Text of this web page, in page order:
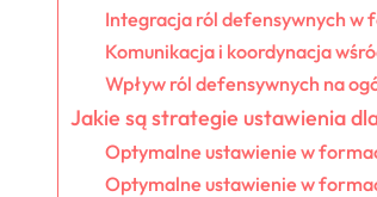
Integracja ról defensywnych w
Komunikacja i koordynacja
Wpływ ról defensywnych na
Jakie są strategie ustawienia
Optymalne ustawienie w
Optymalne ustawienie w